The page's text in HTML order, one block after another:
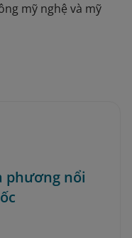
mỹ nghệ và mỹ
phương nổi